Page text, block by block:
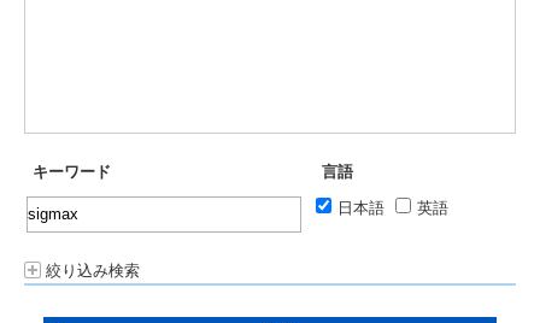
キーワード
言語
日本語
英語
絞り込み検索